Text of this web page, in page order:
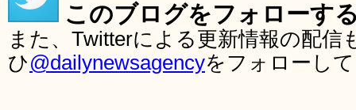
このブログをフォローす
また、Twitterによる更新情報の配
ひ@dailynewsagencyをフォローし